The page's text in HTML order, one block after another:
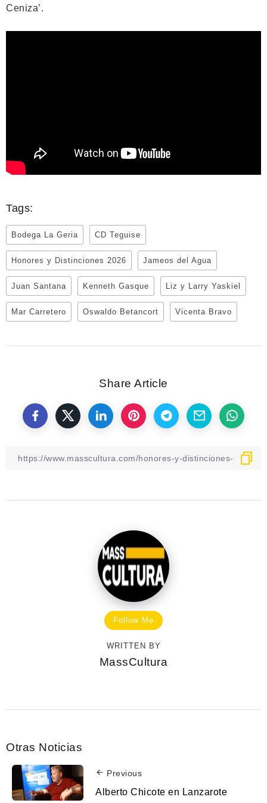
Ceniza’.
Tags:
Bodega La Geria CD Teguise
Honores y Distinciones 2026 Jameos del Agua
Juan Santana Kenneth Gasque Liz y Larry Yaskiel
Mar Carretero Oswaldo Betancort Vicenta Bravo
Share Article
Follow Me
WRITTEN BY
MassCultura
Otras Noticias
Previous
Alberto Chicote en Lanzarote